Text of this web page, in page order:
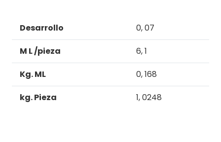
Desarrollo 0, 07
M L /pieza 6, 1
Kg. ML 0, 168
kg. Pieza 1, 0248